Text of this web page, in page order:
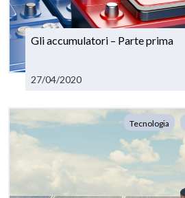
Gli accumulatori – Parte prima
27/04/2020
Tecnologia